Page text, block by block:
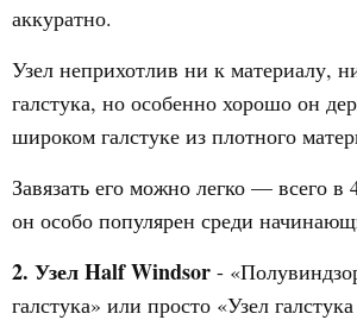
аккуратно.
Узел неприхотлив ни к материалу,
галстука, но особенно хорошо он
широком галстуке из плотного
Завязать его можно легко — всего в
он особо популярен среди
2. Узел Half Windsor -
галстука» или просто «Узел